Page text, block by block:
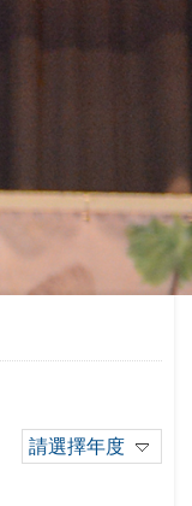
請選擇年度